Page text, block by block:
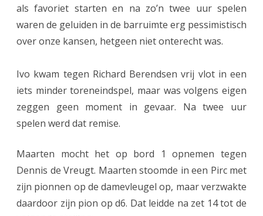
i
n
e
d
r
o
m
als favoriet starten en na zo’n twee uur spelen
waren de geluiden in de barruimte erg pessimistisch
over onze kansen, hetgeen niet onterecht was.
Ivo kwam tegen Richard Berendsen vrij vlot in een
iets minder toreneindspel, maar was volgens eigen
zeggen geen moment in gevaar. Na twee uur
spelen werd dat remise.
Maarten mocht het op bord 1 opnemen tegen
Dennis de Vreugt. Maarten stoomde in een Pirc met
zijn pionnen op de damevleugel op, maar verzwakte
daardoor zijn pion op d6. Dat leidde na zet 14 tot de